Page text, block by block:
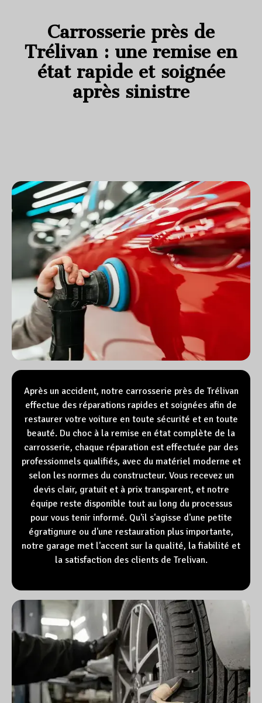
Carrosserie près de
Trélivan : une remise en
état rapide et soignée
après sinistre
Après un accident, notre carrosserie près de Trélivan
effectue des réparations rapides et soignées afin de
restaurer votre voiture en toute sécurité et en toute
beauté. Du choc à la remise en état complète de la
carrosserie, chaque réparation est effectuée par des
professionnels qualifiés, avec du matériel moderne et
selon les normes du constructeur. Vous recevez un
devis clair, gratuit et à prix transparent, et notre
équipe reste disponible tout au long du processus
pour vous tenir informé. Qu'il s'agisse d'une petite
égratignure ou d'une restauration plus importante,
notre garage met l'accent sur la qualité, la fiabilité et
la satisfaction des clients de Trelivan.